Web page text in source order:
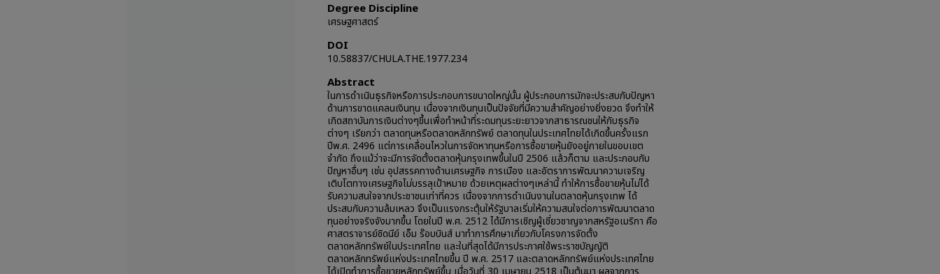
Degree Discipline
เศรษฐศาสตร์
DOI
10.58837/CHULA.THE.1977.234
Abstract
ในการดำเนินธุรกิจหรือการประกอบการขนาดใหญ่นั้น ผู้ประกอบการมักจะประสบกับปัญหา
ด้านการขาดแคลนเงินทุน เนื่องจากเงินทุนเป็นปัจจัยที่มีความสำคัญอย่างยิ่งยวด จึงทำให้
เกิดสถาบันการเงินต่างๆขึ้นเพื่อทำหน้าที่ระดมทุนระยะยาวจากสาธารณชนให้กับธุรกิจ
ต่างๆ เรียกว่า ตลาดทุนหรือตลาดหลักทรัพย์ ตลาดทุนในประเทศไทยได้เกิดขึ้นครั้งแรก
ปีพ.ศ. 2496 แต่การเคลื่อนไหวในการจัดหาทุนหรือการซื้อขายหุ้นยังอยู่ภายในขอบเขต
จำกัด ถึงแม้ว่าจะมีการจัดตั้งตลาดหุ้นกรุงเทพขึ้นในปี 2506 แล้วก็ตาม และประกอบกับ
ปัญหาอื่นๆ เช่น อุปสรรคทางด้านเศรษฐกิจ การเมือง และอัตราการพัฒนาความเจริญ
เติบโตทางเศรษฐกิจไม่บรรลุเป้าหมาย ด้วยเหตุผลต่างๆเหล่านี้ ทำให้การซื้อขายหุ้นไม่ได้
รับความสนใจจากประชาชนเท่าที่ควร เนื่องจากการดำเนินงานในตลาดหุ้นกรุงเทพ ได้
ประสบกับความล้มเหลว จึงเป็นแรงกระตุ้นให้รัฐบาลเริ่มให้ความสนใจต่อการพัฒนาตลาด
ทุนอย่างจริงจังมากขึ้น โดยในปี พ.ศ. 2512 ได้มีการเชิญผู้เชี่ยวชาญจากสหรัฐอเมริกา คือ
ศาสตราจารย์ซิดนีย์ เอ็ม ร๊อบบินส์ มาทำการศึกษาเกี่ยวกับโครงการจัดตั้ง
ตลาดหลักทรัพย์ในประเทศไทย และในที่สุดได้มีการประกาศใช้พระราชบัญญัติ
ตลาดหลักทรัพย์แห่งประเทศไทยขึ้น ปี พ.ศ. 2517 และตลาดหลักทรัพย์แห่งประเทศไทย